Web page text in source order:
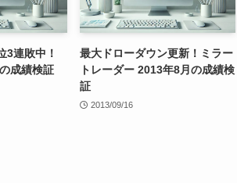
3連敗中！
成績検証
最大ドローダウン更新！ミラー
トレーダー 2013年8月の成績検
証
2013/09/16